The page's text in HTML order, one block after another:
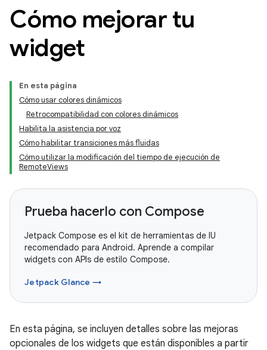
Cómo mejorar tu
widget
En esta página
Cómo usar colores dinámicos
Retrocompatibilidad con colores dinámicos
Habilita la asistencia por voz
Cómo habilitar transiciones más fluidas
Cómo utilizar la modificación del tiempo de ejecución de
RemoteViews
Prueba hacerlo con Compose
Jetpack Compose es el kit de herramientas de IU
recomendado para Android. Aprende a compilar
widgets con APIs de estilo Compose.
Jetpack Glance →
En esta página, se incluyen detalles sobre las mejoras
opcionales de los widgets que están disponibles a partir